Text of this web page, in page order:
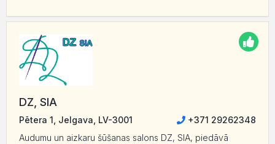
DZ, SIA
Pētera 1, Jelgava, LV-3001
+371 29262348
Audumu un aizkaru šūšanas salons DZ, SIA, piedāvā